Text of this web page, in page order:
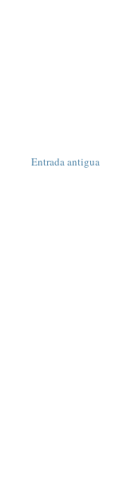
Entrada antigua